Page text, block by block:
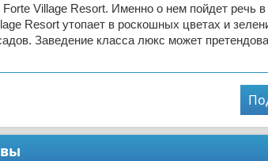
Village Resort. Именно о нем пойдет речь в
Resort утопает в роскошных цветах и
Заведение класса люкс может